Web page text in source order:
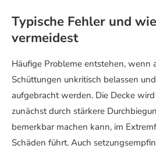
Typische Fehler und
vermeidest
Häufige Probleme entstehen, wenn
Schüttungen unkritisch belassen
aufgebracht werden. Die Decke
zunächst durch stärkere
bemerkbar machen kann, im
Schäden führt. Auch